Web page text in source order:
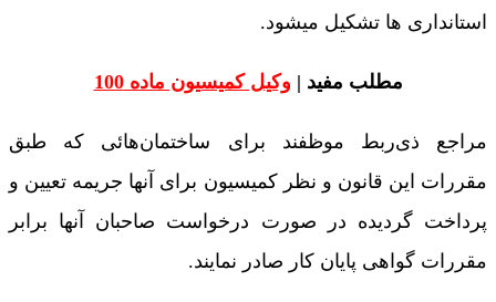
استانداری ها تشکیل میشود.
مطلب مفید | وکیل کمیسیون ماده 100
مراجع ذی‌ربط موظفند برای ساختمان‌هائی که طبق
مقررات این قانون و نظر کمیسیون برای آنها جریمه تعیین و
پرداخت گردیده در صورت درخواست صاحبان آنها برابر
مقررات گواهی پایان کار صادر نمایند.